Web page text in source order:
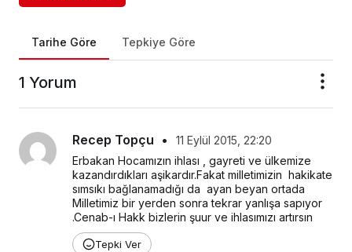
Tarihe Göre Tepkiye Göre
1 Yorum
Recep Topçu •
11 Eylül 2015, 22:20
Erbakan Hocamızın ihlası , gayreti ve ülkemize
kazandırdıkları aşikardır.Fakat milletimizin  hakikate
sımsıkı bağlanamadığı da  ayan beyan ortada
Milletimiz bir yerden sonra tekrar yanlışa sapıyor
.Cenab-ı Hakk bizlerin şuur ve ihlasımızı artırsın
Tepki Ver